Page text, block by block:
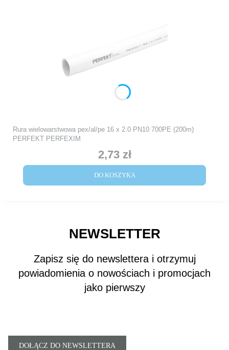
Rura wielowarstwowa pex/al/pe 16 x 2.0 PN10 700PE (200m)
PERFEKT PERFEXIM
Cena
2,73 zł
DO KOSZYKA
NEWSLETTER
Zapisz się do newslettera i otrzymuj
powiadomienia o nowościach i promocjach
jako pierwszy
DOŁĄCZ DO NEWSLETTERA